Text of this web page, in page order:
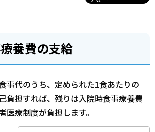
養費の支給
事代のうち、定められた1食あたりの
負担すれば、残りは入院時食事療養費
医療制度が負担します。